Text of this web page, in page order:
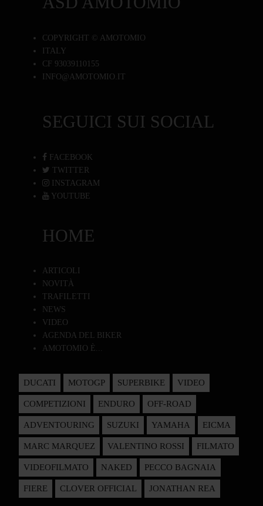
COPYRIGHT © AMOTOMIO
ITALY
CF 93039110155
INFO@AMOTOMIO.IT
SEGUICI SUI SOCIAL
FACEBOOK
TWITTER
INSTAGRAM
YOUTUBE
HOME
ARTICOLI
NOVITÀ
TRAFILETTI
NEWS
VIDEO
AGENDA DEL BIKER
AMOTOMIO È...
DUCATI MOTOGP SUPERBIKE VIDEO
COMPETIZIONI ENDURO OFF-ROAD
ADVENTOURING SUZUKI YAMAHA EICMA
MARC MARQUEZ VALENTINO ROSSI FILMATO
VIDEOFILMATO NAKED PECCO BAGNAIA
FIERE CLOVER OFFICIAL JONATHAN REA